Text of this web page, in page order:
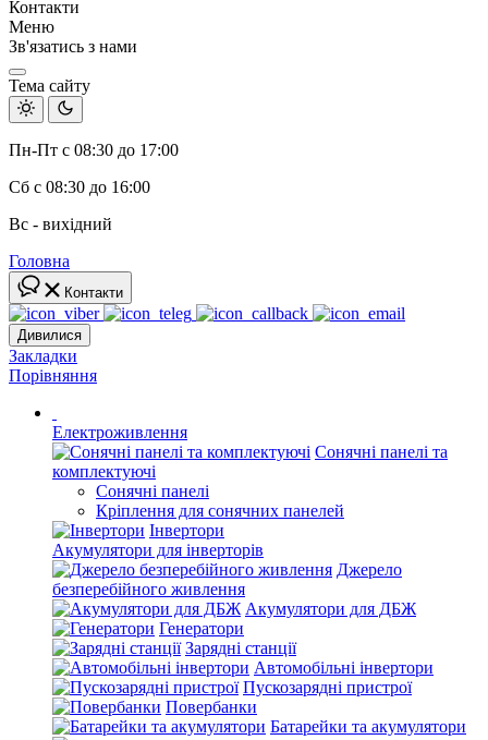
Контакти
Меню
Зв'язатись з нами
Тема сайту
Пн-Пт с 08:30 до 17:00
Сб с 08:30 до 16:00
Вс - вихідний
Головна
Контакти
Дивилися
Закладки
Порівняння
Електроживлення
Сонячні панелі та
комплектуючі
Сонячні панелі
Кріплення для сонячних панелей
Інвертори
Акумулятори для інверторів
Джерело
безперебійного живлення
Акумулятори для ДБЖ
Генератори
Зарядні станції
Автомобільні інвертори
Пускозарядні пристрої
Повербанки
Батарейки та акумулятори